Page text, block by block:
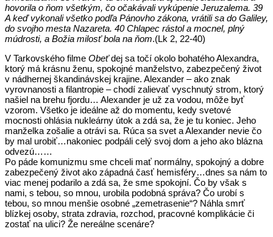
hovorila o ňom všetkým, čo očakávali vykúpenie Jeruzalema. 39
A keď vykonali všetko podľa Pánovho zákona, vrátili sa do Galiley,
do svojho mesta Nazareta. 40 Chlapec rástol a mocnel, plný
múdrosti, a Božia milosť bola na ňom.(Lk 2, 22-40)
V Tarkovského filme Obeťdej sa točí okolo bohatého Alexandra,
ktorý má krásnu ženu, spokojné manželstvo, zabezpečený život
v nádhernej škandinávskej krajine. Alexander – ako znak
vyrovnanosti a filantropie – chodí zalievať vyschnutý strom, ktorý
našiel na brehu fjordu… Alexander je už za vodou, môže byť
vzorom. Všetko je ideálne až do momentu, kedy svetové
mocnosti ohlásia nukleárny útok a zdá sa, že je tu koniec. Jeho
manželka zošalie a otrávi sa. Rúca sa svet a Alexander nevie čo
by mal urobiť…nakoniec podpáli celý svoj dom a jeho ako blázna
odvezú……
Po páde komunizmu sme chceli mať normálny, spokojný a dobre
zabezpečený život ako západná časť hemisféry…dnes sa nám to
viac menej podarilo a zdá sa, že sme spokojní. Čo by však s
nami, s tebou, so mnou, urobila podobná správa? Čo urobí s
tebou, so mnou menšie osobné „zemetrasenie“? Náhla smrť
blízkej osoby, strata zdravia, rozchod, pracovné komplikácie či
zostať na ulici? Že nereálne scenáre?